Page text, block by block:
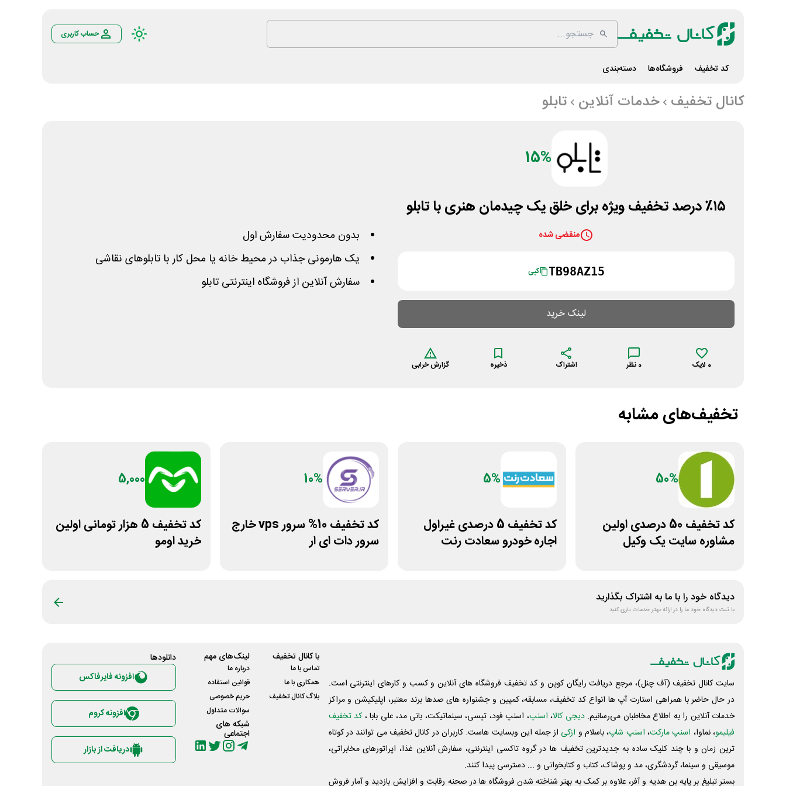
حساب کاربری
کد تخفیف فروشگاه‌ها دسته‌بندی
کانال تخفیف خدمات آنلاین تابلو
15%
٪۱۵ درصد تخفیف ویژه برای خلق یک چیدمان هنری با تابلو
منقضی شده
TB98AZ15 کپی
لینک خرید
0 لایک 0 نظر اشتراک ذخیره گزارش خرابی
بدون محدودیت سفارش اول
یک هارمونی جذاب در محیط خانه یا محل کار با تابلوهای نقاشی
سفارش آنلاین از فروشگاه اینترنتی تابلو
تخفیف‌های مشابه
50%
کد تخفیف 50 درصدی اولین
مشاوره سایت یک وکیل
5%
کد تخفیف 5 درصدی غیراول
اجاره خودرو سعادت رنت
10%
کد تخفیف 10% سرور vps خارج
سرور دات ای ار
5,000
کد تخفیف 5 هزار تومانی اولین
خرید اومو
دیدگاه خود را با ما به اشتراک بگذارید
با ثبت دیدگاه خود ما را در ارائه بهتر خدمات یاری کنید
سایت کانال تخفیف (آف چنل)، مرجع دریافت رایگان کوپن و کد تخفیف فروشگاه های آنلاین و کسب و‌ کارهای اینترنتی است.
در حال حاضر با همراهی استارت آپ ها انواع کد تخفیف، مسابقه، کمپین و جشنواره های صدها برند معتبر، اپلیکیشن و مراکز
خدمات آنلاین را به اطلاع مخاطبان می‌رسانیم. دیجی کالا، اسنپ، اسنپ فود، تپسی، سینماتیکت، بانی مد، علی‌ بابا ، کد تخفیف
فیلیمو، نماوا، اسنپ مارکت، اسنپ شاپ، باسلام و ازکی از جمله این وبسایت ‌هاست. کاربران در کانال تخفیف می توانند در کوتاه
ترین زمان و با چند کلیک ساده به جدیدترین تخفیف ها در گروه تاکسی اینترنتی، سفارش آنلاین غذا، اپراتورهای مخابراتی،
موسیقی و سینما، گردشگری، مد و پوشاک، کتاب و کتابخوانی و ... دسترسی پیدا کنند.
بستر تبلیغ بر پایه بن هدیه و آفر، علاوه بر کمک به بهتر شناخته شدن فروشگاه ها در صحنه رقابت و افزایش بازدید و آمار فروش
با کانال تخفیف
تماس با ما
همکاری با ما
بلاگ کانال تخفیف
لینک‌های مهم
درباره ما
قوانین استفاده
حریم خصوصی
سوالات متداول
شبکه های
اجتماعی
دانلود‌ها
افزونه فایرفاکس
افزونه کروم
دریافت از بازار